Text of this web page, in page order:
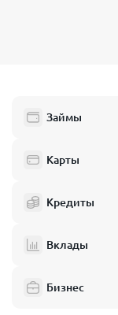
Займы
Карты
Кредиты
Вклады
Бизнес